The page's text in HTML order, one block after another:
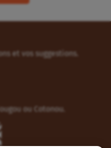
et vos suggestions.
ou Cotonou.